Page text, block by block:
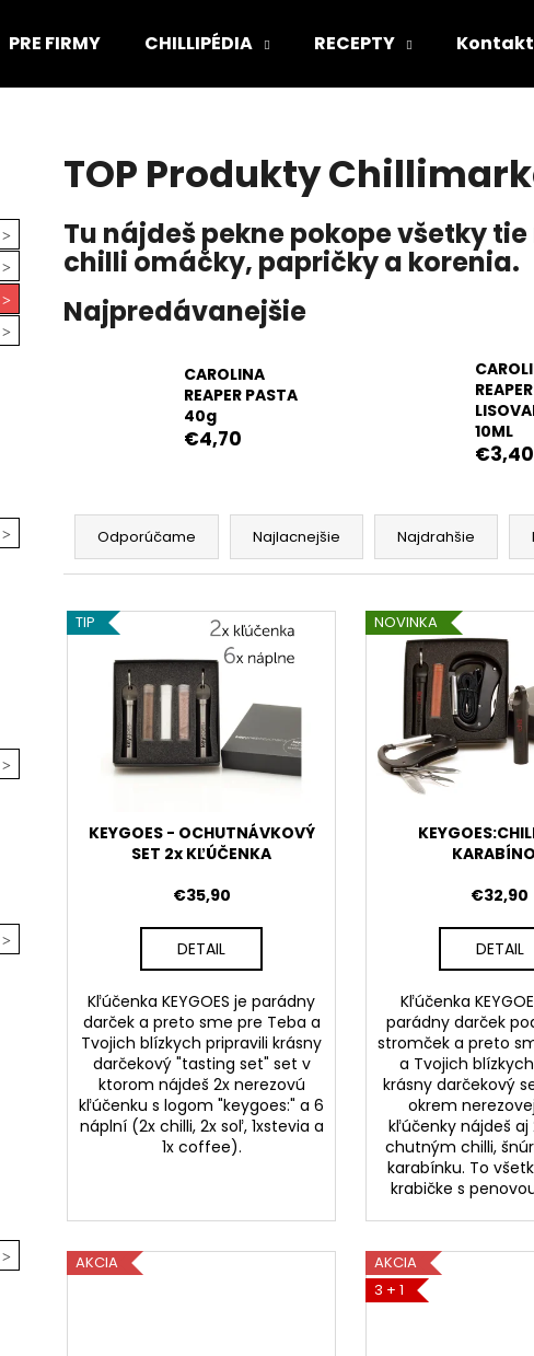
PRE FIRMY CHILLIPÉDIA RECEPTY
TOP Produkty
Tu nájdeš pekne pokope všetky
chilli omáčky, papričky a korenia.
Najpredávanejšie
CAROLINA
REAPER PASTA
40g
€4,70
10ML
€3,40
R
d
n
Odporúčame Najlacnejšie Najdrahšie
V
ýTIP
KEYGOES - OCHUTNÁVKOVÝ
SET 2x KĽÚČENKA
€35,90
DETAIL
Kľúčenka KEYGOES je parádny
darček a preto sme pre Teba a
Tvojich blízkych pripravili krásny
darčekový "tasting set" set v
ktorom nájdeš 2x nerezovú
kľúčenku s logom "keygoes:" a 6
náplní (2x chilli, 2x soľ, 1xstevia a
1x coffee).
NOVINKA
€32,90
DETAIL
Kľúčenka
parádny darček
stromček a preto
a Tvojich
krásny darčekový
okrem
kľúčenky nájdeš aj
chutným chilli,
karabínku. To
krabičke s
AKCIA
AKCIA
3 + 1
Odporúčame
Pôvodne:€48